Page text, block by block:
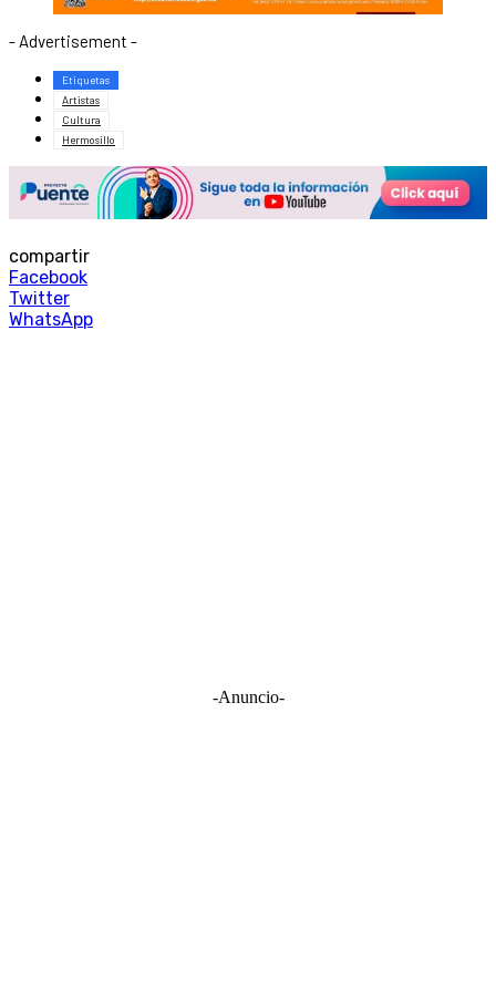
- Advertisement -
Etiquetas
Artistas
Cultura
Hermosillo
compartir
Facebook
Twitter
WhatsApp
-Anuncio-